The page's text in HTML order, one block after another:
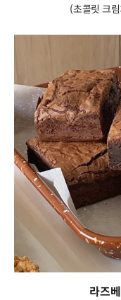
(초콜릿 크
라즈